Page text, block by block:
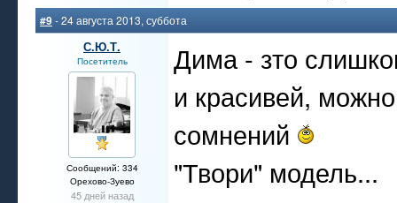
#9- 24 августа 2013, суббота
С.Ю.Т.
Посетитель
Сообщений: 334
Орехово-Зуево
45 дней назад
Дима - зто
и красивей,
сомнений
"Твори" модель...